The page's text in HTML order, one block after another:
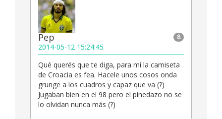
8
Pep
2014-05-12 15:24:45
Qué querés que te diga, para mí la camiseta
de Croacia es fea. Hacele unos cosos onda
grunge a los cuadros y capaz que va (?)
Jugaban bien en el 98 pero el pinedazo no se
lo olvidan nunca más (?)